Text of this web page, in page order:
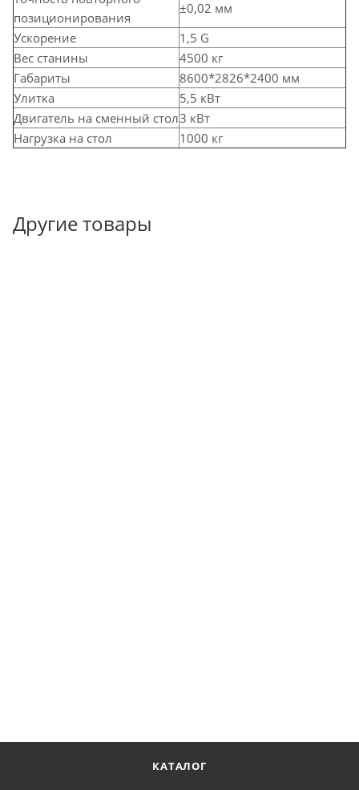
позиционирования
±0,02 мм
Ускорение
1,5 G
Вес станины
4500 кг
Габариты
8600*2826*2400 мм
Улитка
5,5 кВт
Двигатель на сменный стол3 кВт
Нагрузка на стол
1000 кг
Другие товары
КАТАЛОГ